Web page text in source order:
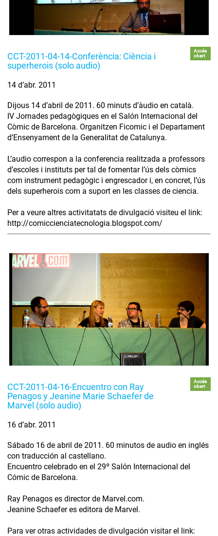
CCT-2011-04-14-Conferència: Ciència i
superherois (solo audio)
Accés
obert
14 d’abr. 2011
Dijous 14 d’abril de 2011. 60 minuts d’àudio en català.
IV Jornades pedagògiques en el Salón Internacional del
Còmic de Barcelona. Organitzen Ficomic i el Departament
d’Ensenyament de la Generalitat de Catalunya.
L’audio correspon a la conferencia realitzada a professors
d’escoles i instituts per tal de fomentar l’ús dels còmics
com instrument pedagògic i engrescador i, en concret, l’ús
dels superherois com a suport en les classes de ciencia.
Per a veure altres activitatats de divulgació visiteu el link:
http://comiccienciatecnologia.blogspot.com/
CCT-2011-04-16-Encuentro con Ray
Penagos y Jeanine Marie Schaefer de
Marvel (solo audio)
Accés
obert
16 d’abr. 2011
Sábado 16 de abril de 2011. 60 minutos de audio en inglés
con traducción al castellano.
Encuentro celebrado en el 29º Salón Internacional del
Cómic de Barcelona.
Ray Penagos es director de Marvel.com.
Jeanine Schaefer es editora de Marvel.
Para ver otras actividades de divulgación visitar el link: